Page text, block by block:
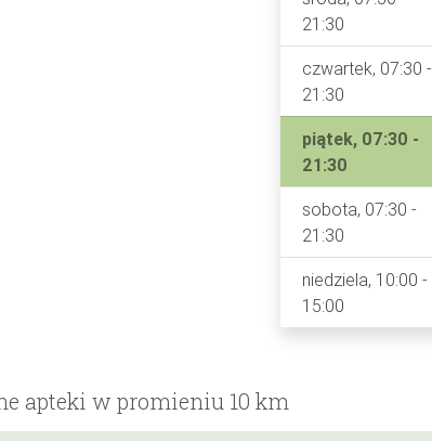
21:30
czwartek, 07:30 -
21:30
piątek, 07:30 -
21:30
sobota, 07:30 -
21:30
niedziela, 10:00 -
15:00
apteki w promieniu 10 km